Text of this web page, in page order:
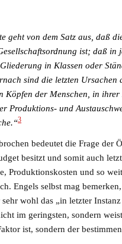
geht von dem Satz aus, daß
ist; daß in
in Klassen oder
sind die letzten
Köpfen der Menschen, in
Produktions- und
3
bedeutet die Frage
besitzt und somit auch
Produktionskosten und so
Engels selbst mag
wohl das „in letzter
im geringsten, sondern
ist, sondern der